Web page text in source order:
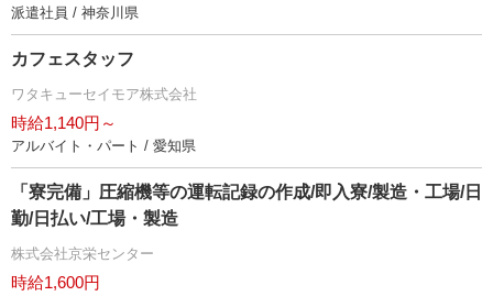
派遣社員 / 神奈川県
カフェスタッフ
ワタキューセイモア株式会社
時給1,140円～
アルバイト・パート / 愛知県
「寮完備」圧縮機等の運転記録の作成/即入寮/製造・工場/日
勤/日払い/工場・製造
株式会社京栄センター
時給1,600円